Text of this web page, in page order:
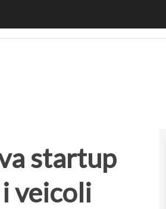
pooling a Milano con i veicoli
startup
veicoli